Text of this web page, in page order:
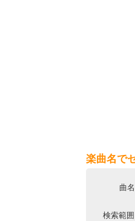
楽曲名で
曲名
検索範囲